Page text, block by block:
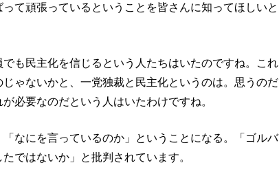
て頑張っているということを皆さんに知ってほしいと
も民主化を信じるという人たちはいたのですね。これ
ゃないかと、一党独裁と民主化というのは。思うのだ
必要なのだという人はいたわけですね。
なにを言っているのか」ということになる。「ゴルバ
ではないか」と批判されています。